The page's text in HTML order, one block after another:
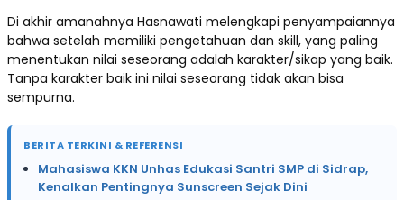
Di akhir amanahnya Hasnawati melengkapi penyampaiannya
bahwa setelah memiliki pengetahuan dan skill, yang paling
menentukan nilai seseorang adalah karakter/sikap yang baik.
Tanpa karakter baik ini nilai seseorang tidak akan bisa
sempurna.
BERITA TERKINI & REFERENSI
Mahasiswa KKN Unhas Edukasi Santri SMP di Sidrap,
Kenalkan Pentingnya Sunscreen Sejak Dini